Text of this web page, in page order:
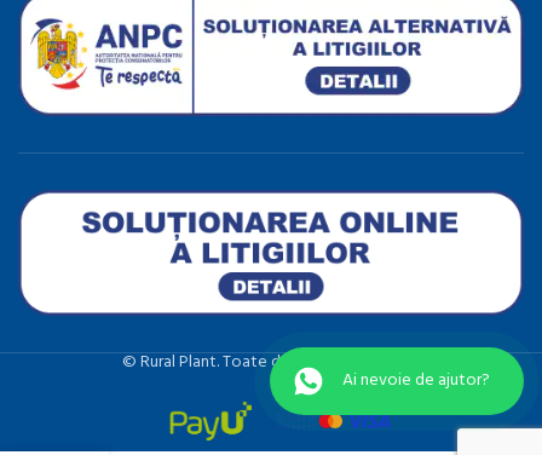
©️ Rural Plant. Toate drepturile rezervate.
Ai nevoie de ajutor?